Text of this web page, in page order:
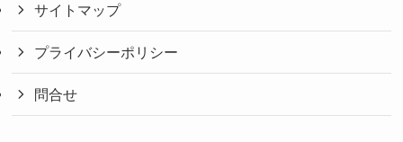
サイトマップ
プライバシーポリシー
問合せ